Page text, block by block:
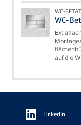
WC-
WC-
auf die
Floating
Sidebar LinkedIn